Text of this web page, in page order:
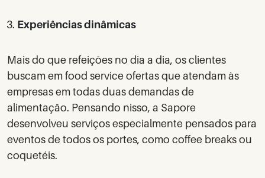
Experiências dinâmicas
Mais do que refeições no dia a dia, os clientes
buscam em food service ofertas que atendam às
empresas em todas duas demandas de
alimentação. Pensando nisso, a Sapore
desenvolveu serviços especialmente pensados para
eventos de todos os portes, como coffee breaks ou
coquetéis.